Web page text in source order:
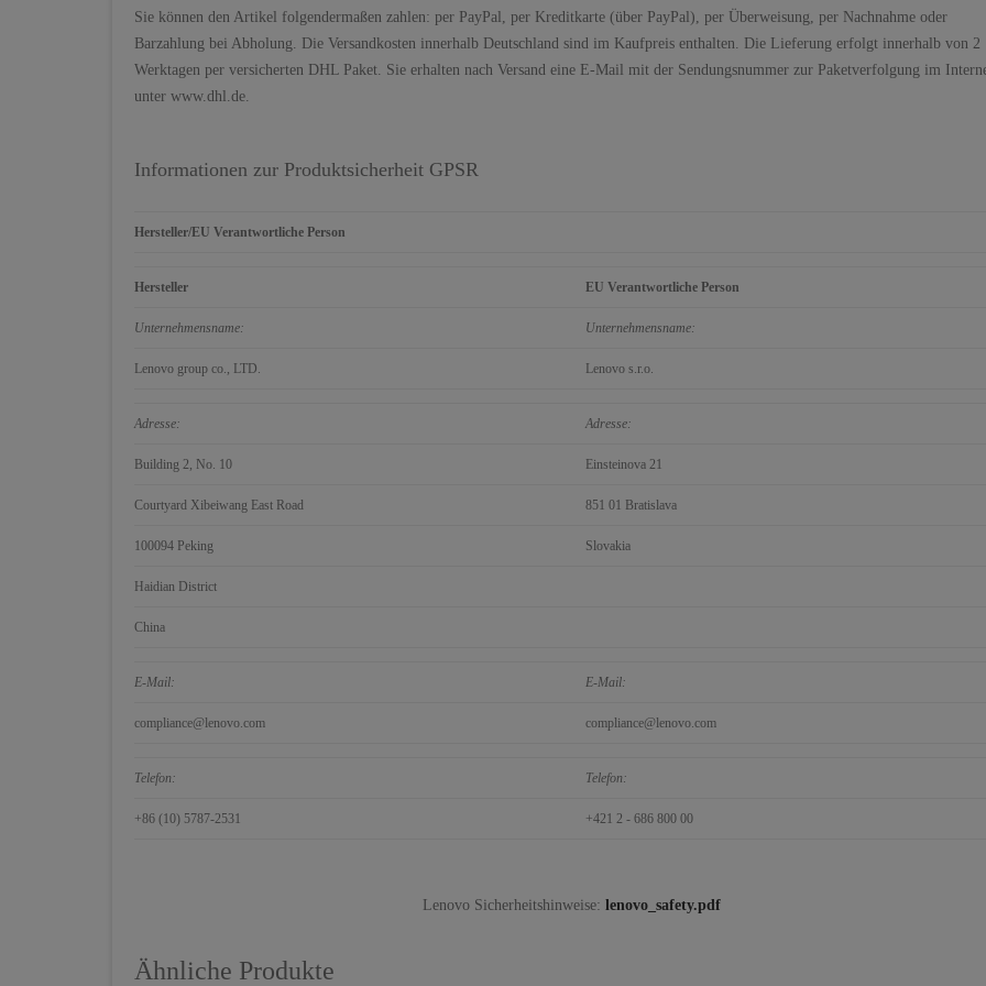
Sie können den Artikel folgendermaßen zahlen: per PayPal, per Kreditkarte (über PayPal), per Überweisung, per Nachnahme oder
Barzahlung bei Abholung. Die Versandkosten innerhalb Deutschland sind im Kaufpreis enthalten. Die Lieferung erfolgt innerhalb von 2
Werktagen per versicherten DHL Paket. Sie erhalten nach Versand eine E-Mail mit der Sendungsnummer zur Paketverfolgung im
unter www.dhl.de.
Informationen zur Produktsicherheit GPSR
Hersteller/EU Verantwortliche Person
Hersteller EU Verantwortliche Person
Unternehmensname: Unternehmensname:
Lenovo group co., LTD. Lenovo s.r.o.
Adresse: Adresse:
Building 2, No. 10 Einsteinova 21
Courtyard Xibeiwang East Road 851 01 Bratislava
100094 Peking Slovakia
Haidian District
China
E-Mail: E-Mail:
compliance@lenovo.com compliance@lenovo.com
Telefon: Telefon:
+86 (10) 5787-2531 +421 2 - 686 800 00
Lenovo Sicherheitshinweise: lenovo_safety.pdf
Ähnliche Produkte